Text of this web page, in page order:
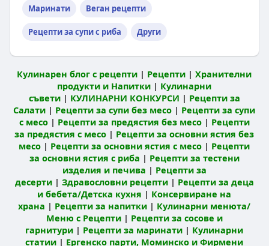
Маринати Веган рецепти
Рецепти за супи с риба Други
Кулинарен блог с рецепти | Рецепти |Хранителни
продукти и Напитки | Кулинарни
съвети| КУЛИНАРНИ КОНКУРСИ | Рецепти за
Салати | Рецепти за супи без месо | Рецепти за супи
с месо| Рецепти за предястия без месо| Рецепти
за предястия с месо | Рецепти за основни ястия без
месо | Рецепти за основни ястия с месо | Рецепти
за основни ястия с риба | Рецепти за тестени
изделия и печива | Рецепти за
десерти| Здравословни рецепти| Рецепти за деца
и бебета/Детска кухня | Консервиране на
храна | Рецепти за напитки | Кулинарни менюта/
Меню с Рецепти| Рецепти за сосове и
гарнитури | Рецепти за маринати | Кулинарни
статии | Ергенско парти, Моминско и Фирмени